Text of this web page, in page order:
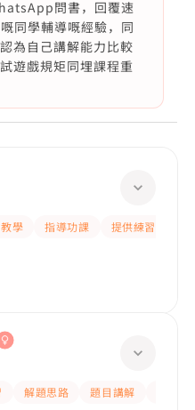
問書，回覆速
同學輔導嘅經驗，同
為自己講解能力比較
遊戲規矩同埋課程重
學 指導功課
提供練習題/試題
解題思路 題目講解